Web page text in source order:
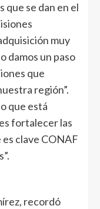
se dan en el
muy
damos un paso
que
región”.
que está
fortalecer las
clave CONAF
recordó